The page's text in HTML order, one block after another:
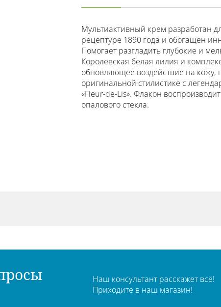
Мультиактивный крем разработан
рецептуре 1890 года и обогащен
Помогает разгладить глубокие и
Королевская белая лилия и
обновляющее воздействие на
оригинальной стилистике с
«Fleur-de-Lis». Флакон
опалового стекла.
Наш консультант расскажет всё!
Приходите в наш магазин!